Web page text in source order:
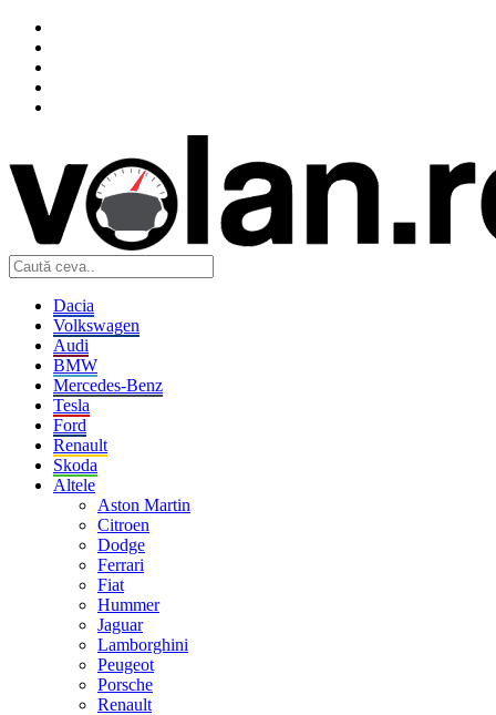
Dacia
Volkswagen
Audi
BMW
Mercedes-Benz
Tesla
Ford
Renault
Skoda
Altele
Aston Martin
Citroen
Dodge
Ferrari
Fiat
Hummer
Jaguar
Lamborghini
Peugeot
Porsche
Renault